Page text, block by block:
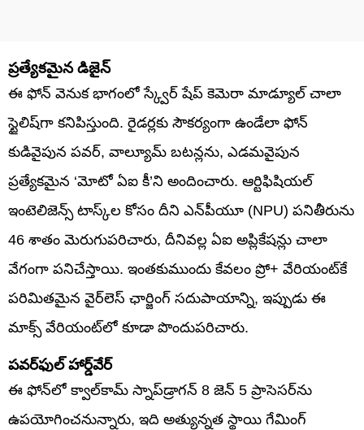
ప్రత్యేకమైన డిజైన్
ఈ ఫోన్ వెనుక భాగంలో స్క్వేర్ షేప్ కెమెరా మాడ్యూల్ చాలా
స్టైలిష్‌గా కనిపిస్తుంది. రైడర్లకు సౌకర్యంగా ఉండేలా ఫోన్
కుడివైపున పవర్, వాల్యూమ్ బటన్లను, ఎడమవైపున
ప్రత్యేకమైన ‘మోటో ఏఐ కీ’ని అందించారు. ఆర్టిఫిషియల్
ఇంటెలిజెన్స్ టాస్క్‌ల కోసం దీని ఎన్‌పీయూ (NPU) పనితీరును
46 శాతం మెరుగుపరిచారు, దీనివల్ల ఏఐ అప్లికేషన్లు చాలా
వేగంగా పనిచేస్తాయి. ఇంతకుముందు కేవలం ప్రో+ వేరియంట్‌కే
పరిమితమైన వైర్‌లెస్ ఛార్జింగ్ సదుపాయాన్ని, ఇప్పుడు ఈ
మాక్స్ వేరియంట్‌లో కూడా పొందుపరిచారు.
పవర్‌ఫుల్ హార్డ్‌వేర్
ఈ ఫోన్‌లో క్వాల్‌కామ్ స్నాప్‌డ్రాగన్ 8 జెన్ 5 ప్రాసెసర్‌ను
ఉపయోగించనున్నారు, ఇది అత్యున్నత స్థాయి గేమింగ్